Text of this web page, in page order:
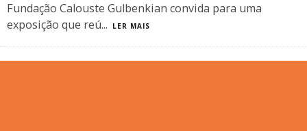
Fundação Calouste Gulbenkian convida para uma
exposição que reú... LER MAIS